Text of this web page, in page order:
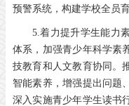
预警系统，构建学校全员
5.着力提升学生能力
体系，加强青少年科学素
技教育和人文教育协同。
智能素养，增强提出问题
深入实施青少年学生读书